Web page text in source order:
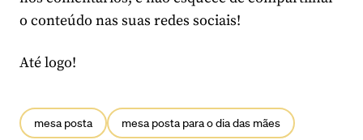
o conteúdo nas suas redes sociais!
Até logo!
mesa posta mesa posta para o dia das mães